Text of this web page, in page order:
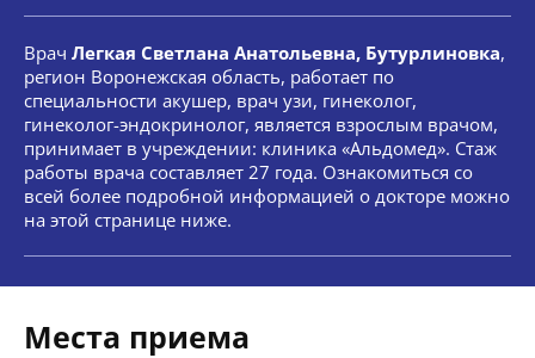
Врач Легкая Светлана Анатольевна, Бутурлиновка,
регион Воронежская область, работает по
специальности акушер, врач узи, гинеколог,
гинеколог-эндокринолог, является взрослым врачом,
принимает в учреждении: клиника «Альдомед». Стаж
работы врача составляет 27 года. Ознакомиться со
всей более подробной информацией о докторе можно
на этой странице ниже.
Места приема